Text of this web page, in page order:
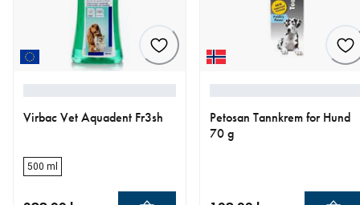
Virbac Vet Aquadent Fr3sh
500 ml
Petosan Tannkrem for Hund
70 g